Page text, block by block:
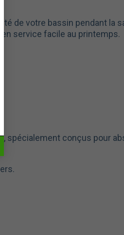
de votre bassin pendant la
service facile au printemps.
spécialement conçus pour